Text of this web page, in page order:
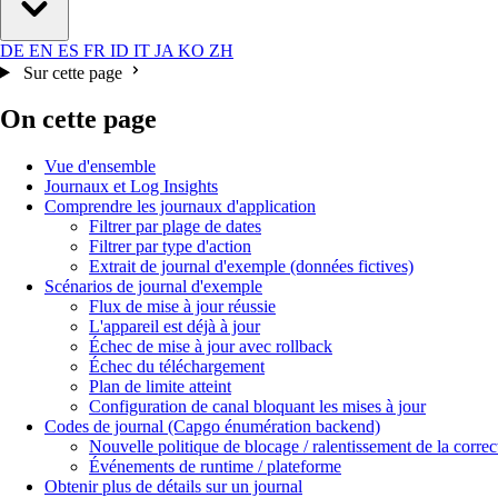
DE EN ES FR ID IT JA KO ZH
Sur cette page
On cette page
Vue d'ensemble
Journaux et Log Insights
Comprendre les journaux d'application
Filtrer par plage de dates
Filtrer par type d'action
Extrait de journal d'exemple (données fictives)
Scénarios de journal d'exemple
Flux de mise à jour réussie
L'appareil est déjà à jour
Échec de mise à jour avec rollback
Échec du téléchargement
Plan de limite atteint
Configuration de canal bloquant les mises à jour
Codes de journal (Capgo énumération backend)
Nouvelle politique de blocage / ralentissement de la
Événements de runtime / plateforme
Obtenir plus de détails sur un journal